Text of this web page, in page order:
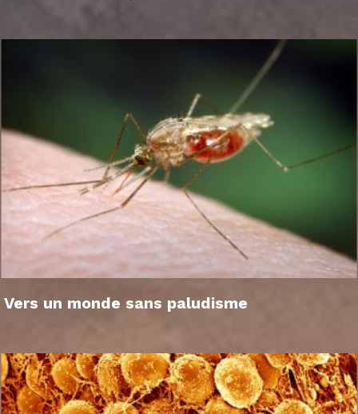
Vers un monde sans paludisme